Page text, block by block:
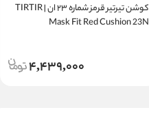
کوشن تیرتیر قرمز شماره ۲۳ ان | TIRTIR
Mask Fit Red Cushion 23N
4,439,000